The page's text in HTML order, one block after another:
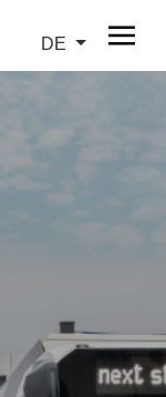
DE